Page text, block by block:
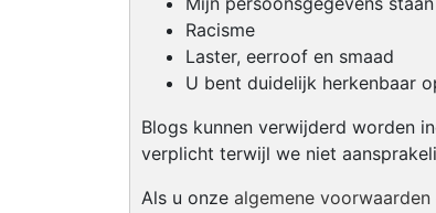
Racisme
Laster, eerroof en smaad
U bent duidelijk herkenbaar
Blogs kunnen verwijderd worden
verplicht terwijl we niet
Als u onze algemene voorwaarden